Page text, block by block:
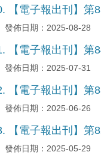
【電子報出刊】第
佈日期：2025-08-28
【電子報出刊】第
佈日期：2025-07-31
【電子報出刊】第
佈日期：2025-06-26
【電子報出刊】第
佈日期：2025-05-29